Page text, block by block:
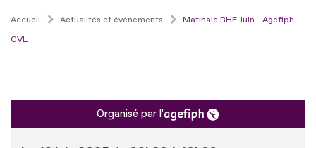
Accueil Actualités et événements
Matinale RHF Juin - Agefiph
CVL
Organisé par l'